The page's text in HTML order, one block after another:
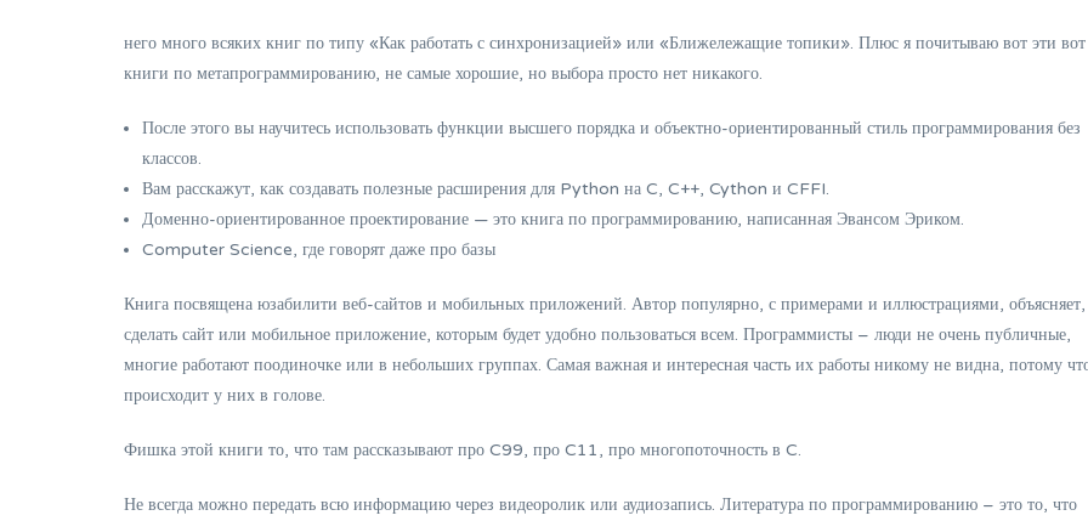
него много всяких книг по типу «Как работать с синхронизацией» или «Ближележащие топики». Плюс я почитываю вот эти вот
книги по метапрограммированию, не самые хорошие, но выбора просто нет никакого.
После этого вы научитесь использовать функции высшего порядка и объектно-ориентированный стиль программирования без
классов.
Вам расскажут, как создавать полезные расширения для Python на C, C++, Cython и CFFI.
Доменно-ориентированное проектирование — это книга по программированию, написанная Эвансом Эриком.
Computer Science, где говорят даже про базы
Книга посвящена юзабилити веб-сайтов и мобильных приложений. Автор популярно, с примерами и иллюстрациями, объясняет,
сделать сайт или мобильное приложение, которым будет удобно пользоваться всем. Программисты – люди не очень публичные,
многие работают поодиночке или в небольших группах. Самая важная и интересная часть их работы никому не видна, потому
происходит у них в голове.
Фишка этой книги то, что там рассказывают про C99, про C11, про многопоточность в C.
Не всегда можно передать всю информацию через видеоролик или аудиозапись. Литература по программированию – это то, что